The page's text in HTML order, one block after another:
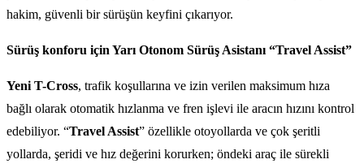
hakim, güvenli bir sürüşün keyfini çıkarıyor.
Sürüş konforu için Yarı Otonom Sürüş Asistanı “Travel Assist”
Yeni T-Cross, trafik koşullarına ve izin verilen maksimum hıza
bağlı olarak otomatik hızlanma ve fren işlevi ile aracın hızını kontrol
edebiliyor. “Travel Assist” özellikle otoyollarda ve çok şeritli
yollarda, şeridi ve hız değerini korurken; öndeki araç ile sürekli